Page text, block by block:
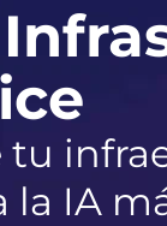
tu
la IA